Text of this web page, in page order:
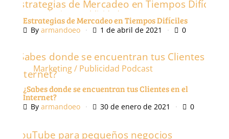
Marketing / Publicidad
Estrategias de Mercadeo en Tiempos Difíciles
By armandoeo 1 de abril de 2021 0
Marketing / Publicidad Podcast
¿Sabes donde se encuentran tus Clientes en el
Internet?
By armandoeo 30 de enero de 2021 0